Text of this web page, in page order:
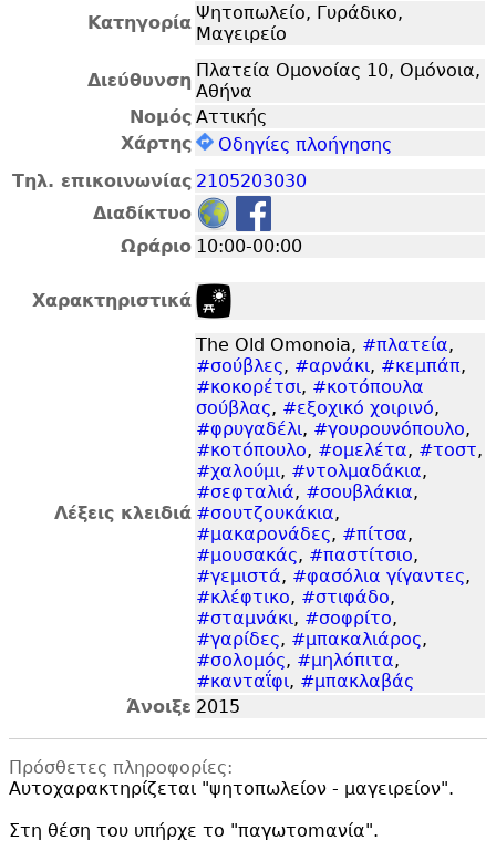
Κατηγορία Ψητοπωλείο, Γυράδικο,
Μαγειρείο
Διεύθυνση Πλατεία Ομονοίας 10, Ομόνοια,
Αθήνα
Νομός Αττικής
Χάρτης
Οδηγίες πλοήγησης
Τηλ. επικοινωνίας 2105203030
Διαδίκτυο
Ωράριο 10:00-00:00
Χαρακτηριστικά
Λέξεις κλειδιά
The Old Omonoia, #πλατεία,
#σούβλες, #αρνάκι, #κεμπάπ,
#κοκορέτσι, #κοτόπουλα
σούβλας, #εξοχικό χοιρινό,
#φρυγαδέλι, #γουρουνόπουλο,
#κοτόπουλο, #ομελέτα, #τοστ,
#χαλούμι, #ντολμαδάκια,
#σεφταλιά, #σουβλάκια,
#σουτζουκάκια,
#μακαρονάδες, #πίτσα,
#μουσακάς, #παστίτσιο,
#γεμιστά, #φασόλια γίγαντες,
#κλέφτικο, #στιφάδο,
#σταμνάκι, #σοφρίτο,
#γαρίδες, #μπακαλιάρος,
#σολομός, #μηλόπιτα,
#κανταΐφι, #μπακλαβάς
Άνοιξε 2015
Πρόσθετες πληροφορίες:
Αυτοχαρακτηρίζεται "ψητοπωλείον - μαγειρείον".
Στη θέση του υπήρχε το "παγωτοmανία".